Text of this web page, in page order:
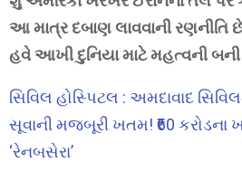
આ માત્ર દબાણ લાવવાની રણનીતિ
હવે આખી દુનિયા માટે મહત્વની
સિવિલ હોસ્પિટલ : અમદાવાદ
સૂવાની મજબૂરી ખતમ! ₹60
‘રેનબસેરા’